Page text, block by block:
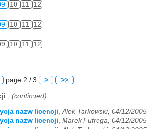
10 11 12
10 11 12
10 11 12
page 2 / 3 > >>
(continued)
nazw licencji,Alek Tarkowski, 04/12/2005
nazw licencji, Marek Futrega, 04/12/2005